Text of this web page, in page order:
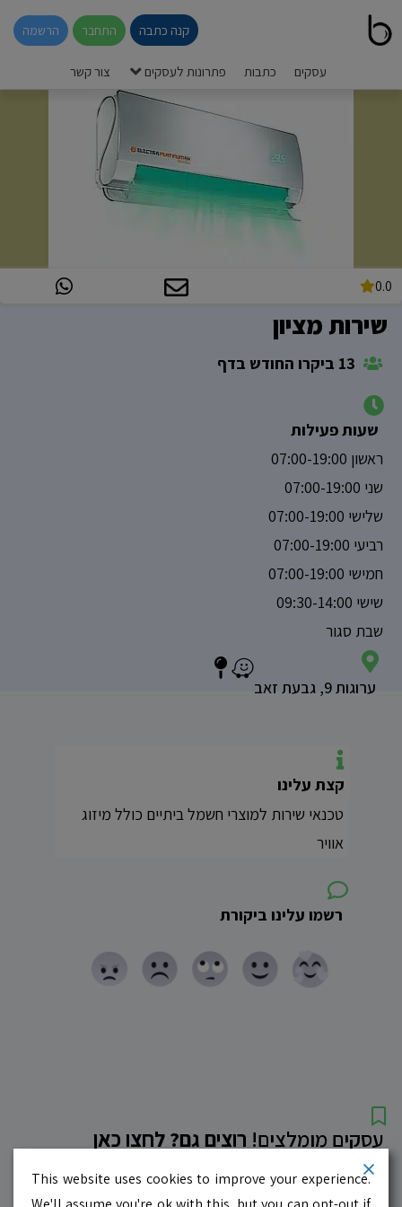
קנה כתבה התחבר הרשמה
עסקים כתבות פתרונות לעסקים צור קשר
0.0
שירות מציון
שעות פעילות
ראשון 07:00-19:00
שני 07:00-19:00
שלישי 07:00-19:00
רביעי 07:00-19:00
חמישי 07:00-19:00
שישי 09:30-14:00
שבת סגור
ערוגות 9, גבעת זאב
קצת עלינו
טכנאי שירות למוצרי חשמל ביתיים כולל מיזוג
אוויר
רשמו עלינו ביקורת
עסקים מומלצים! רוצים גם? לחצו כאן
10.0 לדף העסק
This website uses cookies to improve your experience.